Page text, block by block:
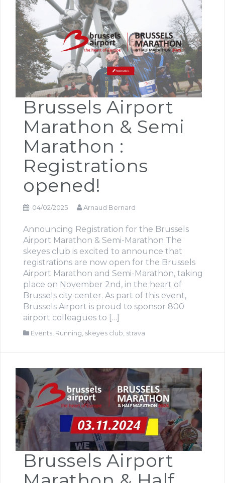
Brussels Airport
Marathon & Semi
Marathon :
Registrations
opened!
04/02/2025 Arnaud Bernard
Announcing Registration for the Brussels
Airport Marathon & Semi-Marathon The
skeyes club is excited to announce that
registrations are now open for the Brussels
Airport Marathon and Semi-Marathon, taking
place on November 2nd, in the heart of
Brussels city center. As part of this event,
Brussels Airport is proud to sponsor 800
airport colleagues to […]
Events, Running, skeyes club, strava
Brussels Airport